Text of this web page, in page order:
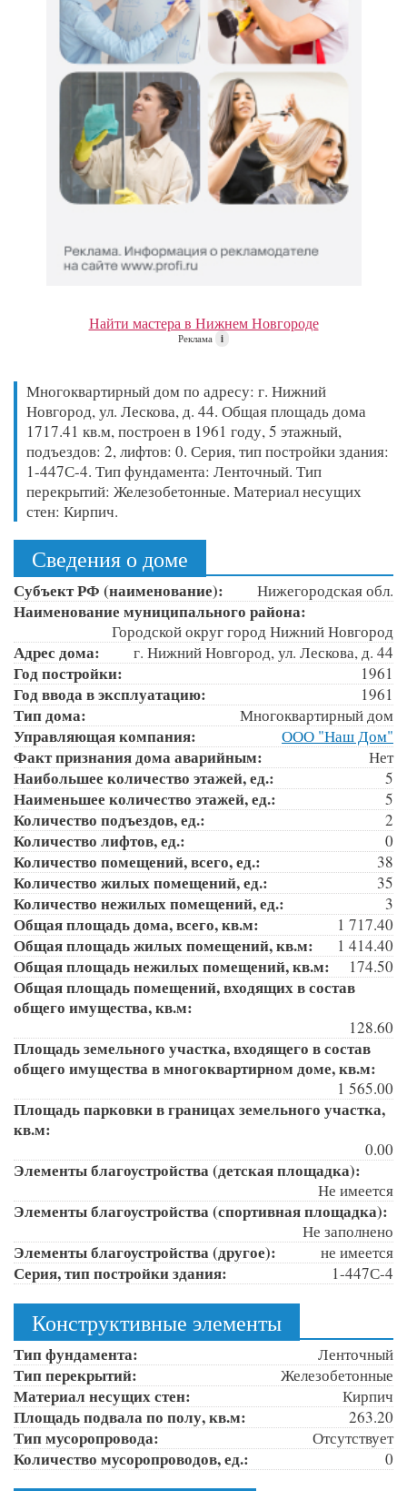
Найти мастера в Нижнем Новгороде
Реклама i
Многоквартирный дом по адресу: г. Нижний
Новгород, ул. Лескова, д. 44. Общая площадь дома
1717.41 кв.м, построен в 1961 году, 5 этажный,
подъездов: 2, лифтов: 0. Серия, тип постройки здания:
1-447С-4. Тип фундамента: Ленточный. Тип
перекрытий: Железобетонные. Материал несущих
стен: Кирпич.
Сведения о доме
Субъект РФ (наименование): Нижегородская обл.
Наименование муниципального района:
Городской округ город Нижний Новгород
Адрес дома: г. Нижний Новгород, ул. Лескова, д. 44
Год постройки: 1961
Год ввода в эксплуатацию: 1961
Тип дома: Многоквартирный дом
Управляющая компания: ООО "Наш Дом"
Факт признания дома аварийным: Нет
Наибольшее количество этажей, ед.: 5
Наименьшее количество этажей, ед.: 5
Количество подъездов, ед.: 2
Количество лифтов, ед.: 0
Количество помещений, всего, ед.: 38
Количество жилых помещений, ед.: 35
Количество нежилых помещений, ед.: 3
Общая площадь дома, всего, кв.м: 1 717.40
Общая площадь жилых помещений, кв.м: 1 414.40
Общая площадь нежилых помещений, кв.м: 174.50
Общая площадь помещений, входящих в состав
общего имущества, кв.м:
128.60
Площадь земельного участка, входящего в состав
общего имущества в многоквартирном доме, кв.м:
1 565.00
Площадь парковки в границах земельного участка,
кв.м:
0.00
Элементы благоустройства (детская площадка):
Не имеется
Элементы благоустройства (спортивная площадка):
Не заполнено
Элементы благоустройства (другое): не имеется
Серия, тип постройки здания: 1-447С-4
Конструктивные элементы
Тип фундамента: Ленточный
Тип перекрытий: Железобетонные
Материал несущих стен: Кирпич
Площадь подвала по полу, кв.м: 263.20
Тип мусоропровода: Отсутствует
Количество мусоропроводов, ед.: 0